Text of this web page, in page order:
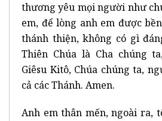
thương yêu mọi người như
em, để lòng anh em được
thánh thiện, không có gì
Thiên Chúa là Cha chúng
Giêsu Kitô, Chúa chúng ta,
cả các Thánh. Amen.
Anh em thân mến, ngoài ra,